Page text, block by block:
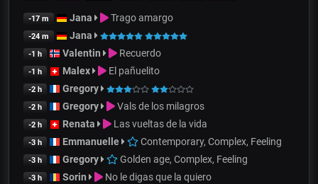
-17 m Jana Trago amargo
-24 m Jana
-1 h Valentin Recuerdo
-1 h Malex El pañuelito
-2 h Gregory
-2 h Gregory Vals de los milagros
-2 h Renata Las vueltas de la vida
-3 h Emmanuelle Contemporary, Complex, Feeling
-3 h Gregory Golden age, Complex, Feeling
-3 h Sorin No le digas que la quiero